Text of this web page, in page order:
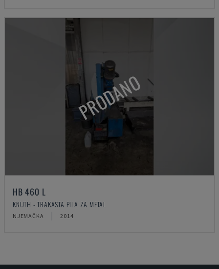
PRODANO
HB 460 L
KNUTH - TRAKASTA PILA ZA METAL
NJEMAČKA 2014